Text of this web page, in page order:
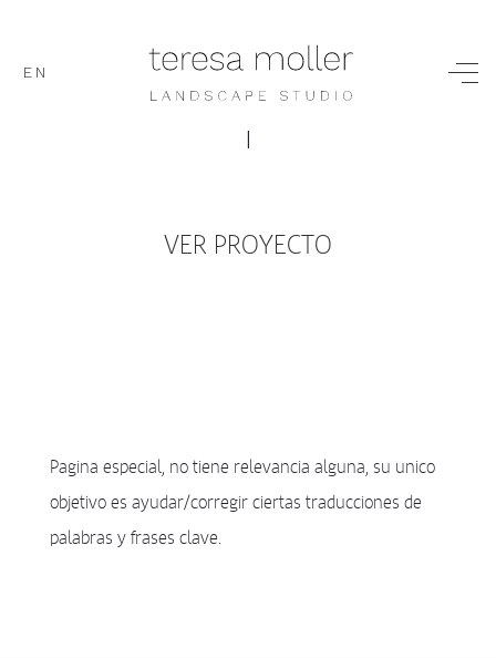
EN
|
VER PROYECTO
Pagina especial, no tiene relevancia alguna, su unico
objetivo es ayudar/corregir ciertas traducciones de
palabras y frases clave.